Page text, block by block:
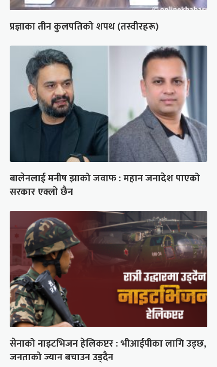
प्रज्ञाका तीन कुलपतिको शपथ (तस्वीरहरू)
बालेनलाई मनीष झाको जवाफ : महान जनादेश पाएको
सरकार एक्लो छैन
सेनाको नाइटभिजन हेलिकप्टर : भीआईपीका लागि उड्छ,
जनताको ज्यान बचाउन उड्दैन